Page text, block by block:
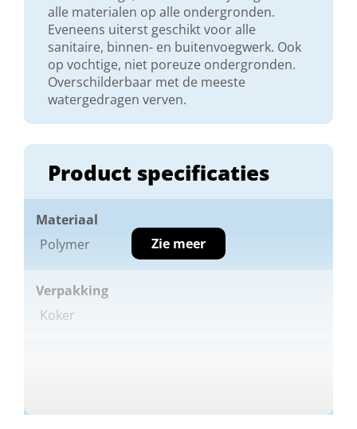
alle materialen op alle ondergronden.
Eveneens uiterst geschikt voor alle
sanitaire, binnen- en buitenvoegwerk. Ook
op vochtige, niet poreuze ondergronden.
Overschilderbaar met de meeste
watergedragen verven.
Product specificaties
Materiaal
Polymer
Verpakking
Koker
Zie meer